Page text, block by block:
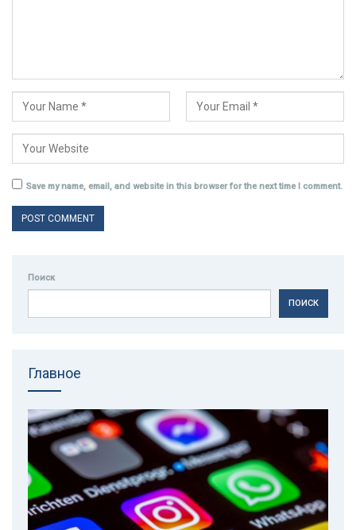
Save my name, email, and website in this browser for the next time I comment.
Поиск
ПОИСК
Главное